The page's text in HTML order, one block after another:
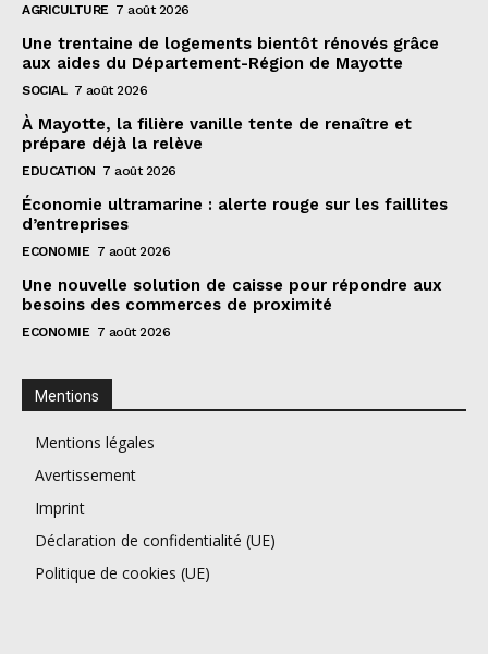
AGRICULTURE 7 août 2026
Une trentaine de logements bientôt rénovés grâce
aux aides du Département-Région de Mayotte
SOCIAL 7 août 2026
À Mayotte, la filière vanille tente de renaître et
prépare déjà la relève
EDUCATION 7 août 2026
Économie ultramarine : alerte rouge sur les faillites
d’entreprises
ECONOMIE 7 août 2026
Une nouvelle solution de caisse pour répondre aux
besoins des commerces de proximité
ECONOMIE 7 août 2026
Mentions
Mentions légales
Avertissement
Imprint
Déclaration de confidentialité (UE)
Politique de cookies (UE)